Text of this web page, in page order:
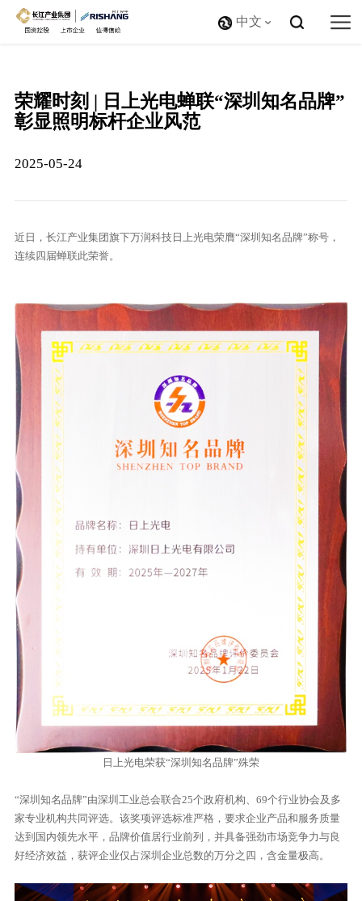
中文
荣耀时刻 | 日上光电蝉联“深圳知名品牌”
彰显照明标杆企业风范
2025-05-24
近日，长江产业集团旗下万润科技日上光电荣膺“深圳知名品牌”称号，
连续四届蝉联此荣誉。
日上光电荣获“深圳知名品牌”殊荣
“深圳知名品牌”由深圳工业总会联合25个政府机构、69个行业协会及多
家专业机构共同评选。该奖项评选标准严格，要求企业产品和服务质量
达到国内领先水平，品牌价值居行业前列，并具备强劲市场竞争力与良
好经济效益，获评企业仅占深圳企业总数的万分之四，含金量极高。